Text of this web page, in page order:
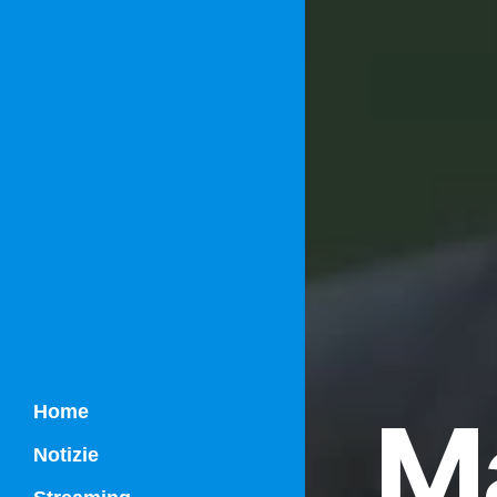
Home
Notizie